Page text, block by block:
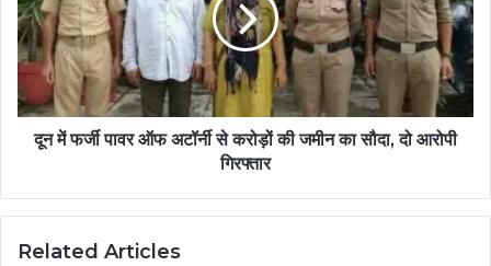
दून में फर्जी पावर ऑफ अटॉर्नी से करोड़ों की जमीन का सौदा, दो आरोपी
गिरफ्तार
Related Articles